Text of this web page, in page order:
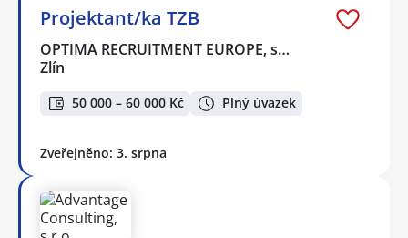
Projektant/ka TZB
OPTIMA RECRUITMENT EUROPE, s…
Zlín
50 000 – 60 000 Kč Plný úvazek
Zveřejněno: 3. srpna